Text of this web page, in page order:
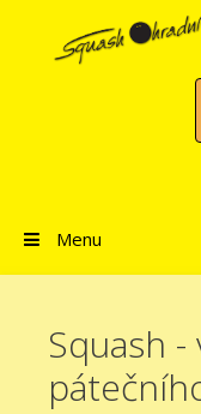
Přeskočit na obsah
Menu
Squash